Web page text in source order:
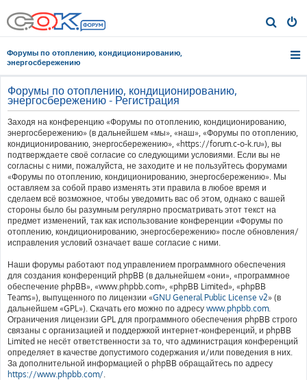
о
Форумы по отоплению, кондиционированию,
энергосбережению
Форумы по отоплению, кондиционированию,
энергосбережению - Регистрация
Заходя на конференцию «Форумы по отоплению, кондиционированию,
энергосбережению» (в дальнейшем «мы», «наш», «Форумы по отоплению,
кондиционированию, энергосбережению», «https://forum.c-o-k.ru»), вы
подтверждаете своё согласие со следующими условиями. Если вы не
согласны с ними, пожалуйста, не заходите и не пользуйтесь форумами
«Форумы по отоплению, кондиционированию, энергосбережению». Мы
оставляем за собой право изменять эти правила в любое время и
сделаем всё возможное, чтобы уведомить вас об этом, однако с вашей
стороны было бы разумным регулярно просматривать этот текст на
предмет изменений, так как использование конференции «Форумы по
отоплению, кондиционированию, энергосбережению» после обновления/
исправления условий означает ваше согласие с ними.
Наши форумы работают под управлением программного обеспечения
для создания конференций phpBB (в дальнейшем «они», «программное
обеспечение phpBB», «www.phpbb.com», «phpBB Limited», «phpBB
Teams»), выпущенного по лицензии «GNU General Public License v2» (в
дальнейшем «GPL»). Скачать его можно по адресу www.phpbb.com.
Ограничения лицензии GPL для программного обеспечения phpBB строго
связаны с организацией и поддержкой интернет-конференций, и phpBB
Limited не несёт ответственности за то, что администрация конференций
определяет в качестве допустимого содержания и/или поведения в них.
За дополнительной информацией о phpBB обращайтесь по адресу
https://www.phpbb.com/.